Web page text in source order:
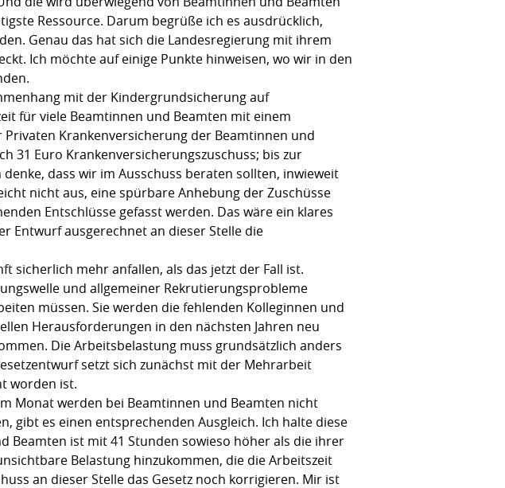
Ressource. Darum begrüße ich es ausdrücklich,
Genau das hat sich die Landesregierung mit ihrem
Ich möchte auf einige Punkte hinweisen, wo wir in den
mit der Kindergrundsicherung auf
für viele Beamtinnen und Beamten mit einem
Krankenversicherung der Beamtinnen und
31 Euro Krankenversicherungszuschuss; bis zur
dass wir im Ausschuss beraten sollten, inwieweit
nicht aus, eine spürbare Anhebung der Zuschüsse
Entschlüsse gefasst werden. Das wäre ein klares
Entwurf ausgerechnet an dieser Stelle die
sicherlich mehr anfallen, als das jetzt der Fall ist.
und allgemeiner Rekrutierungsprobleme
müssen. Sie werden die fehlenden Kolleginnen und
Herausforderungen in den nächsten Jahren neu
Die Arbeitsbelastung muss grundsätzlich anders
setzt sich zunächst mit der Mehrarbeit
worden ist.
Monat werden bei Beamtinnen und Beamten nicht
gibt es einen entsprechenden Ausgleich. Ich halte diese
Beamten ist mit 41 Stunden sowieso höher als die ihrer
Belastung hinzukommen, die die Arbeitszeit
an dieser Stelle das Gesetz noch korrigieren. Mir ist